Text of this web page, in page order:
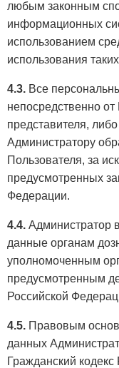
любым законным
информационных
использованием
использования
4.3. Все
непосредственно от
представителя,
Администратору
Пользователя, за
предусмотренных
Федерации.
4.4. Администратор
данные органам
уполномоченным
предусмотренным
Российской
4.5. Правовым
данных
Гражданский